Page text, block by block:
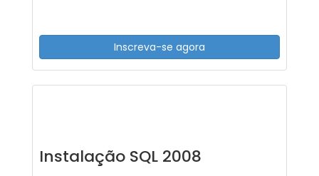
Inscreva-se agora
Instalação SQL 2008